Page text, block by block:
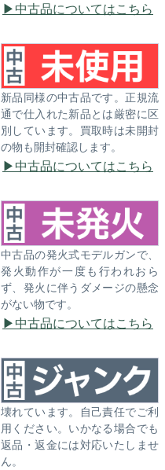
中古品についてはこちら
新品同様の中古品です。正規流
通で仕入れた新品とは厳密に区
別しています。買取時は未開封
の物も開封確認します。
中古品についてはこちら
中古品の発火式モデルガンで、
発火動作が一度も行われおら
ず、発火に伴うダメージの懸念
がない物です。
中古品についてはこちら
壊れています。自己責任でご利
用ください。いかなる場合でも
返品・返金には対応いたしませ
ん。